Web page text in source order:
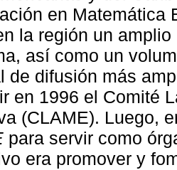
en Matemática
la región un
así como un
de difusión más
en 1996 el Comité
(CLAME). Luego,
para servir como
era promover y